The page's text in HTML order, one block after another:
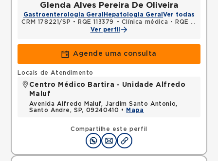
Glenda Alves Pereira De Oliveira
Gastroenterologia Geral Hepatologia Geral Ver todas
CRM 178221/SP • RQE 113379 - Clínica médica •
RQE 113380 - Gastroenterologia
Ver perfil
Agende uma consulta
Compartilhe este perfil
Locais de Atendimento
Centro Médico Bartira - Unidade Alfredo
Maluf
Avenida Alfredo Maluf, Jardim Santo Antonio,
Santo Andre, SP, 09240410 •
Mapa